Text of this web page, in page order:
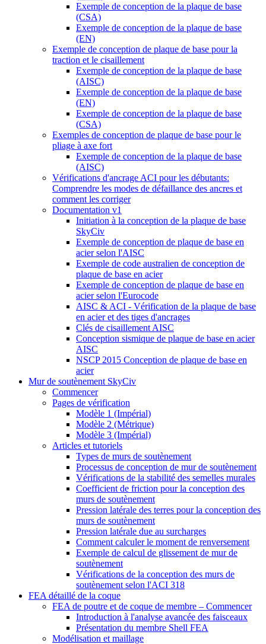
Exemple de conception de la plaque de base
(CSA)
Exemple de conception de la plaque de base
(EN)
Exemple de conception de plaque de base pour la
traction et le cisaillement
Exemple de conception de la plaque de base
(AISC)
Exemple de conception de la plaque de base
(EN)
Exemple de conception de la plaque de base
(CSA)
Exemples de conception de plaque de base pour le
pliage à axe fort
Exemple de conception de la plaque de base
(AISC)
Vérifications d'ancrage ACI pour les débutants:
Comprendre les modes de défaillance des ancres et
comment les corriger
Documentation v1
Initiation à la conception de la plaque de base
SkyCiv
Exemple de conception de plaque de base en
acier selon l'AISC
Exemple de code australien de conception de
plaque de base en acier
Exemple de conception de plaque de base en
acier selon l'Eurocode
AISC & ACI - Vérification de la plaque de base
en acier et des tiges d'ancrages
Clés de cisaillement AISC
Conception sismique de plaque de base en acier
AISC
NSCP 2015 Conception de plaque de base en
acier
Mur de soutènement SkyCiv
Commencer
Pages de vérification
Modèle 1 (Impérial)
Modèle 2 (Métrique)
Modèle 3 (Impérial)
Articles et tutoriels
Types de murs de soutènement
Processus de conception de mur de soutènement
Vérifications de la stabilité des semelles murales
Coefficient de friction pour la conception des
murs de soutènement
Pression latérale des terres pour la conception des
murs de soutènement
Pression latérale due au surcharges
Comment calculer le moment de renversement
Exemple de calcul de glissement de mur de
soutènement
Vérifications de la conception des murs de
soutènement selon l'ACI 318
FEA détaillé de la coque
FEA de poutre et de coque de membre – Commencer
Introduction à l'analyse avancée des faisceaux
Présentation du membre Shell FEA
Modélisation et maillage